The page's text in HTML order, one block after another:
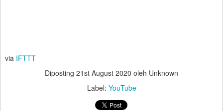
via IFTTT
Diposting 21st August 2020 oleh Unknown
Label: YouTube